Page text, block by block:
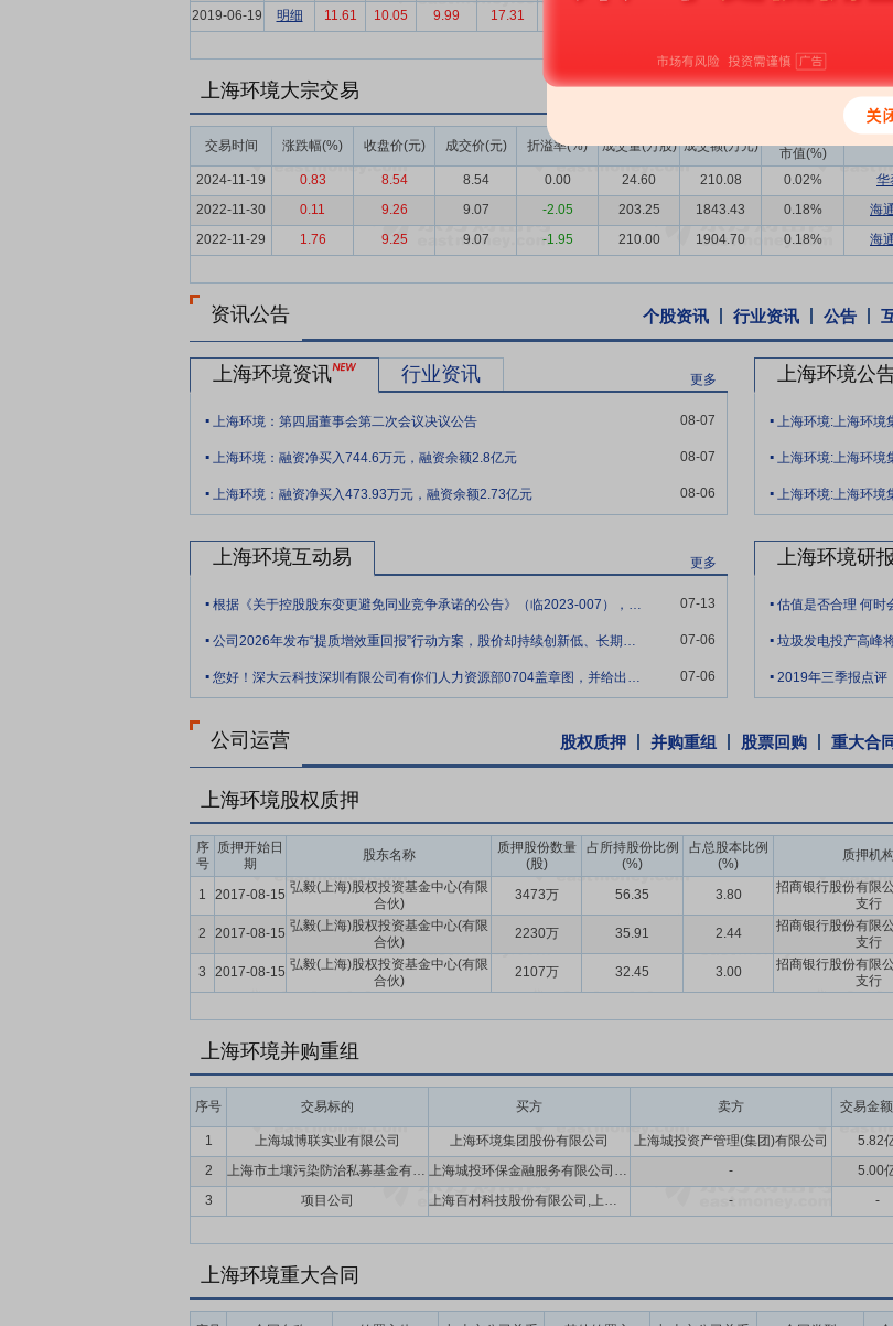
要点8：领先的专业能力
公司拥有国内首个建设千吨级、进口炉排技术的生活垃圾焚烧发电项目；
源利用中心等）；掌握各种烟气处理工艺，覆盖干法、半干法、湿法和各种组合工艺；是国内首个使
业；熟悉各种主流炉排技术，单台炉业绩覆盖250吨/日、400吨/日、500吨/日、600吨/日、750吨/日
要点9：一流的技术平台
公司是全国城镇环境卫生标准化技术委员会主任单位、住房和城乡建设部
准化协会市容环境卫生专业委员会主任单位、上海市市容环卫标准化技术委员会秘书处单位、上海市
位、中国城市环境卫生协会市容环境卫生管理专业委员会主任委员单位、中国城市环境卫生协会环境
绿化和市容管理局科学技术委员会秘书处单位等。此外公司是中国城市环境卫生协会副会长单位、中
协会会长单位、上海市公共厕所协会会长单位以及碳中和行动联盟首批理事单位。公司拥有6个国家
要点10：权威的专家团队
公司拥有多位市容环境卫生行业的权威专家，其中，科技部专家6人，入
秀技术带头人1人，绿化市容行业领军人才4人。公司拥有正高级工程师21人、正高级经济师1人，中
心，采用先进的PISystem数据基础架构，从多个数据源采集、分析、可视化大量高保真时间序列数
明确化、检修周期智能化、检修方法规范化、检修成果智能化的运行检修一体化管理平台。
要点12：强大的控股股东
公司的控股股东——上海城投（集团）有限公司，成立于1992年，由上海
础设施投资、建设、运营管理的国有特大型企业公司，注册资本500亿元，信用等级AAA；拥有一批
询、研发、监测、监管、投资、建设、运营、工程总承包等环节全方位、全过程提供定制化服务。
米/日，是国内首个市政污水领域BOT项目、国内污水处理领域领先的高新技术企业。
要点14：中标生活垃圾焚烧发电PPP项目
2018年9月28日公告,公司中标晋中市市城区生活垃圾焚
交价格为生活垃圾焚烧处理可行性缺口补贴费单价为115元/吨(含税)。特许经营期30年(含建设期)。
许经营协议》,成都宝林环保发电厂项目设计规模日处理生活垃圾1500吨,配置3台500t/d机械炉排炉
目总投资估算为人民币99,794万元。本项目特许期至2041年12月31日止。
要点15：拟公开发行不超22.1亿元可转债
2018年5月22日公告,公司拟公开发行不超过22.1亿元可
区建筑垃圾资源化处理工程项目、南充危险废物综合处置项目、蒙城县生活垃圾焚烧发电PPP项目等七
间接持有的该部分股份。
要点17：稳定股价措施
公司首次公开发行股票并上市后三年内,如公司股票收盘价格连续20个交易
持股份、公司全体董事(独立董事除外)和高级管理人员增持公司股票以及公司回购股份等措施来稳定
2019-06-19
明细 11.61 10.05 9.99 17.31
有价
上海环境大宗交易
交易时间 涨跌幅(%) 收盘价(元) 成交价(元) 折溢率(%) 成交量(万股) 成交额(万元)
市值(%)
2024-11-19 0.83 8.54 8.54 0.00 24.60 210.08 0.02% 华
2022-11-30
0.11 9.26 9.07 -2.05 203.25 1843.43 0.18% 海
2022-11-29
1.76 9.25 9.07 -1.95 210.00 1904.70 0.18% 海
资讯公告 个股资讯 行业资讯 公告
上海环境资讯 行业资讯 更多
. 上海环境：第四届董事会第二次会议决议公告 08-07
. 上海环境：融资净买入744.6万元，融资余额2.8亿元 08-07
. 上海环境：融资净买入473.93万元，融资余额2.73亿元 08-06
上海环境公
. 上海环境:上海环境
. 上海环境:上海环境
. 上海环境:上海环境
上海环境互动易 更多
. 根据《关于控股股东变更避免同业竞争承诺的公告》（临2023-007），贵公司大股 07-13
. 公司2026年发布“提质增效重回报”行动方案，股价却持续创新低、长期破净，公司如 07-06
. 您好！深大云科技深圳有限公司有你们人力资源部0704盖章图，并给出上海环境200 07-06
上海环境研
. 估值是否合理 何时
. 垃圾发电投产高峰
. 2019年三季报点评
公司运营 股权质押 并购重组 股票回购 重大合
上海环境股权质押
序
号
质押开始日
期
股东名称
质押股份数量
(股)
占所持股份比例
(%)
占总股本比例
(%)
质押机构
1 2017-08-15 弘毅(上海)股权投资基金中心(有限
合伙)
3473万 56.35 3.80
招商银行股份有限
支行
2
2017-08-15 弘毅(上海)股权投资基金中心(有限
合伙)
2230万 35.91 2.44
招商银行股份有限
支行
3
2017-08-15 弘毅(上海)股权投资基金中心(有限
合伙)
2107万 32.45 3.00
招商银行股份有限
支行
上海环境并购重组
序号 交易标的 买方 卖方 交易金
1 上海城博联实业有限公司 上海环境集团股份有限公司 上海城投资产管理(集团)有限公司 5.82
2
上海市土壤污染防治私募基金有限公司 上海城投环保金融服务有限公司,上海城投环复私募基金管理有限公司,上海城投(集团)有限公司 - 5.00
3
项目公司 上海百村科技股份有限公司,上海奉贤发展(集团)有限公司,上海环境集团股份有限公司 - -
上海环境重大合同